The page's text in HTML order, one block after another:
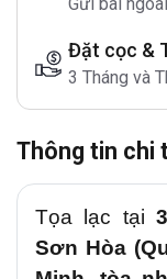
Đặt cọc &
3 Tháng và
Thông tin chi
Tọa lạc tại
Sơn Hòa